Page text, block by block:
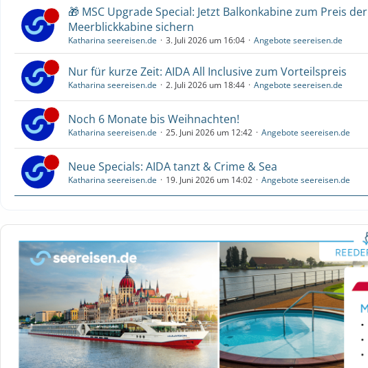
🎁 MSC Upgrade Special: Jetzt Balkonkabine zum Preis der
Meerblickkabine sichern
Katharina seereisen.de 3. Juli 2026 um 16:04 Angebote seereisen.de
Nur für kurze Zeit: AIDA All Inclusive zum Vorteilspreis
Katharina seereisen.de 2. Juli 2026 um 18:44 Angebote seereisen.de
Noch 6 Monate bis Weihnachten!
Katharina seereisen.de 25. Juni 2026 um 12:42 Angebote seereisen.de
Neue Specials: AIDA tanzt & Crime & Sea
Katharina seereisen.de 19. Juni 2026 um 14:02 Angebote seereisen.de